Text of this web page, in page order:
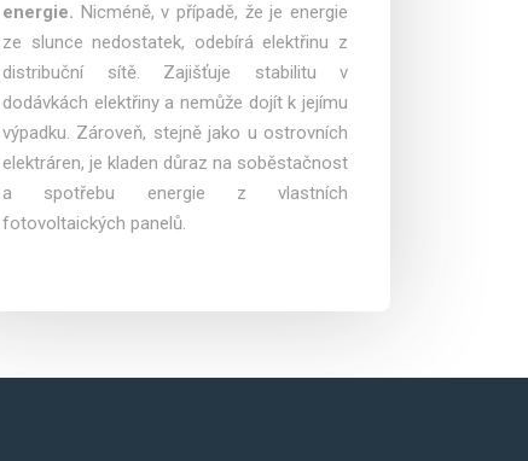
energie. Nicméně, v případě, že je energie
ze slunce nedostatek, odebírá elektřinu z
distribuční sítě. Zajišťuje stabilitu v
dodávkách elektřiny a nemůže dojít k jejímu
výpadku. Zároveň, stejně jako u ostrovních
elektráren, je kladen důraz na soběstačnost
a spotřebu energie z vlastních
fotovoltaických panelů.